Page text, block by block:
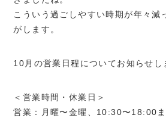
こういう過ごしやすい時期が年々減
がします。
10月の営業日程についてお知らせし
＜営業時間・休業日＞
営業：月曜〜金曜、10:30〜18:00